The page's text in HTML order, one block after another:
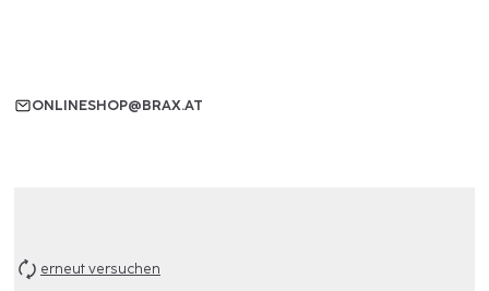
ONLINESHOP@BRAX.AT
erneut versuchen